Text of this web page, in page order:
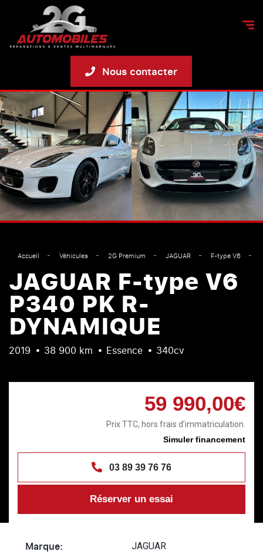
Nous contacter
Accueil Véhicules 2G Premium JAGUAR F-type V6
JAGUAR F-type V6
P340 PK R-
DYNAMIQUE
2019 38 900 km Essence 340cv
59 990,00€
Prix TTC, hors frais d’immatriculation.
Simuler financement
03 89 39 76 76
Réserver un essai
Marque: JAGUAR